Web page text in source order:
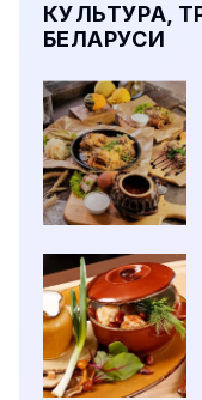
КУЛЬТУРА,
БЕЛАРУСИ